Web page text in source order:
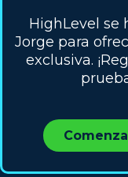
HighLevel se
Jorge para
exclusiva.